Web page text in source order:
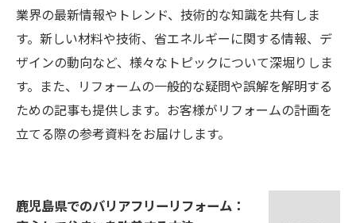
業界の最新情報やトレンド、技術的な知識を共有しま
す。新しい材料や技術、省エネルギーに関する情報、デ
ザインの動向など、様々なトピックについて深堀りしま
す。また、リフォームの一般的な疑問や誤解を解明する
ための記事も提供します。お客様がリフォームの計画を
立てる際の参考資料をお届けします。
鹿児島県でのバリアフリーリフォーム：